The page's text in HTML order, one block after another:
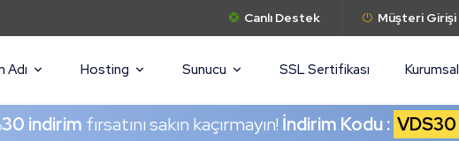
Canlı Destek Müşteri Girişi
Adı Hosting Sunucu SSL Sertifikası Kurumsal
indirim fırsatını sakın kaçırmayın! İndirim Kodu : VDS30